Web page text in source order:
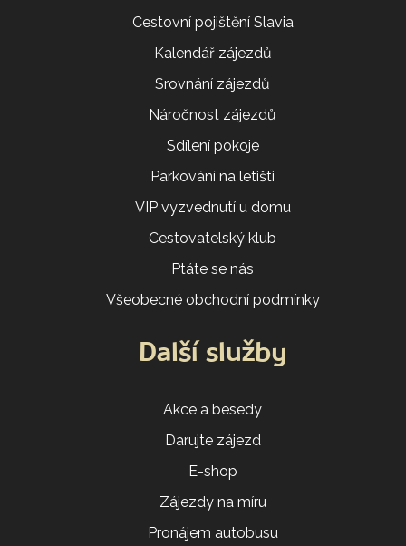
Cestovní pojištění Slavia
Kalendář zájezdů
Srovnání zájezdů
Náročnost zájezdů
Sdílení pokoje
Parkování na letišti
VIP vyzvednutí u domu
Cestovatelský klub
Ptáte se nás
Všeobecné obchodní podmínky
Další služby
Akce a besedy
Darujte zájezd
E-shop
Zájezdy na míru
Pronájem autobusu